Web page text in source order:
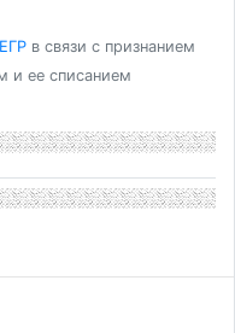
ЕГР в связи с признанием
и ее списанием